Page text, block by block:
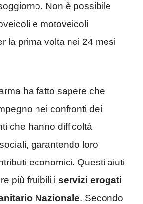
Non è possibile
e motoveicoli
la prima volta nei 24 mesi
ha fatto sapere che
nei confronti dei
che hanno difficoltà
garantendo loro
economici. Questi aiuti
più fruibili i servizi erogati
Nazionale. Secondo